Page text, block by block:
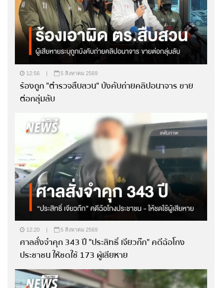
12:56 | 5 สิงหาคม 2569
ร้องถูก "ตำรวจสืบสวน" บังคับถ่ายคลิปอนาจาร ขาย
ต่อกลุ่มลับ
12:20 | 5 สิงหาคม 2569
ศาลสั่งจำคุก 343 ปี "ประสิทธิ์ เจียวก๊ก" คดีฉ้อโกง
ประชาชน ให้ชดใช้ 173 ผู้เสียหาย